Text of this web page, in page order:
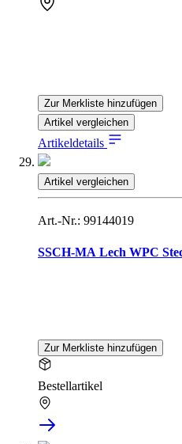
Zur Merkliste hinzufügen
Artikel vergleichen
Artikeldetails
Artikel vergleichen
Art.-Nr.: 99144019
SSCH-MA Lech WPC
Zur Merkliste hinzufügen
Bestellartikel